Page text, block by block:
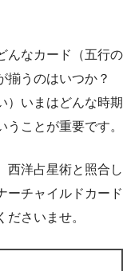
んなカード（五行の
揃うのはいつか？
）いまはどんな時期
ことが重要です。
西洋占星術と照合し
ーチャイルドカード
さいませ。